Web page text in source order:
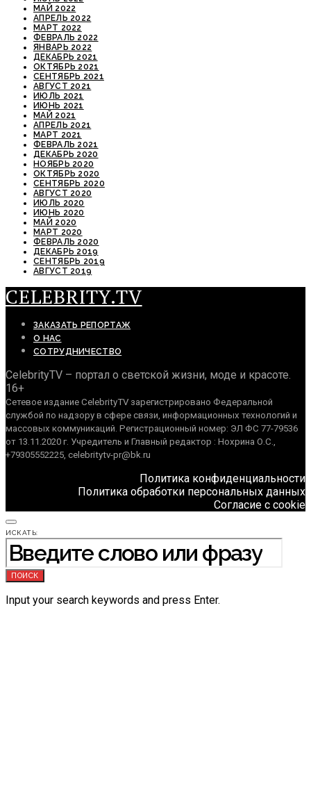
МАЙ 2022
АПРЕЛЬ 2022
МАРТ 2022
ФЕВРАЛЬ 2022
ЯНВАРЬ 2022
ДЕКАБРЬ 2021
ОКТЯБРЬ 2021
СЕНТЯБРЬ 2021
АВГУСТ 2021
ИЮЛЬ 2021
ИЮНЬ 2021
МАЙ 2021
АПРЕЛЬ 2021
МАРТ 2021
ФЕВРАЛЬ 2021
ДЕКАБРЬ 2020
НОЯБРЬ 2020
ОКТЯБРЬ 2020
СЕНТЯБРЬ 2020
АВГУСТ 2020
ИЮЛЬ 2020
ИЮНЬ 2020
МАЙ 2020
МАРТ 2020
ФЕВРАЛЬ 2020
ДЕКАБРЬ 2019
СЕНТЯБРЬ 2019
АВГУСТ 2019
CELEBRITY.TV
ЗАКАЗАТЬ РЕПОРТАЖ
О НАС
СОТРУДНИЧЕСТВО
CelebrityTV – портал о светской жизни, моде и красоте.
16+
Сетевое издание CelebrityTV зарегистрировано Федеральной
службой по надзору в сфере связи, информационных технологий и
массовых коммуникаций. Регистрационный номер: ЭЛ ФС 77-79536
от 13.11.2020 г. Учредитель и Главный редактор : Нохрина О.С.,
+79305552225, celebritytv-pr@bk.ru
Политика конфиденциальности
Политика обработки персональных данных
Согласие с cookie
ИСКАТЬ:
ПОИСК
Input your search keywords and press Enter.